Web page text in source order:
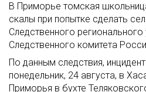
В Приморье томская
скалы при попытке сделать
Следственного регионального
Следственного комитета
По данным следствия,
понедельник, 24 августа, в
Приморья в бухте